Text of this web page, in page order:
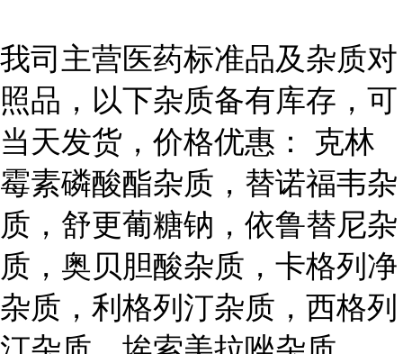
我司主营医药标准品及杂质对
照品，以下杂质备有库存，可
当天发货，价格优惠： 克林
霉素磷酸酯杂质，替诺福韦杂
质，舒更葡糖钠，依鲁替尼杂
质，奥贝胆酸杂质，卡格列净
杂质，利格列汀杂质，西格列